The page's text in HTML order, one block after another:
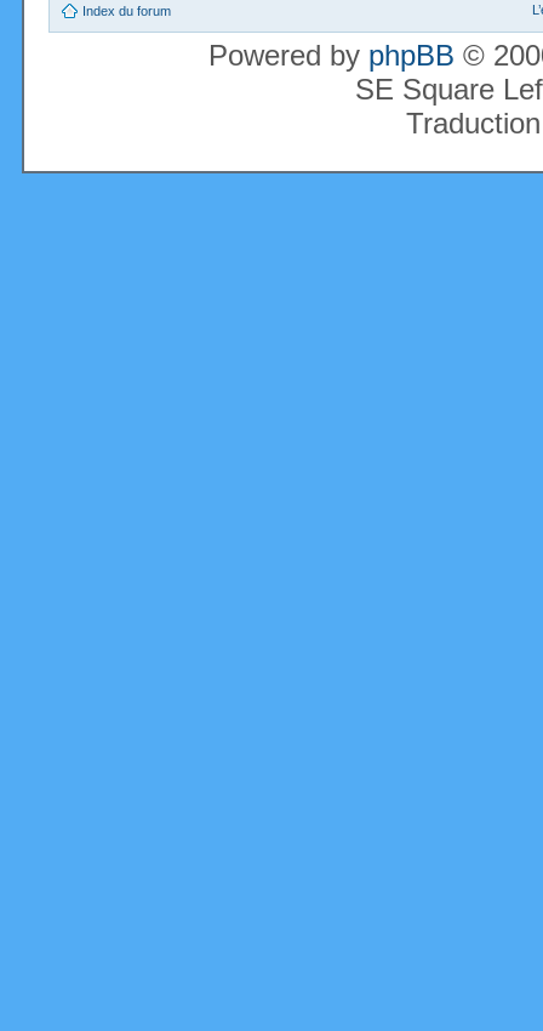
Index du forum
Powered by phpBB ©
SE Square